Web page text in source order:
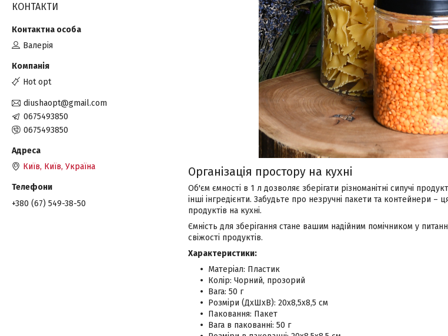
Організація простору на кухні
Об'єм ємності в 1 л дозволяє зберігати різноманітні сипучі
інші інгредієнти. Забудьте про незручні пакети та контейнери –
продуктів на кухні.
Ємність для зберігання стане вашим надійним помічником у
свіжості продуктів.
Характеристики:
Матеріал: Пластик
Колір: Чорний, прозорий
Вага: 50 г
Розміри (ДхШхВ): 20х8,5х8,5 см
Паковання: Пакет
Вага в пакованні: 50 г
КОНТАКТИ
Валерія
Hot opt
diushaopt@gmail.com
0675493850
0675493850
Київ, Київ, Україна
+380 (67) 549-38-50